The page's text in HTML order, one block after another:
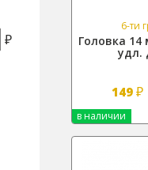
₽
6-ти
Головка 14
удл.
149 ₽
в наличии